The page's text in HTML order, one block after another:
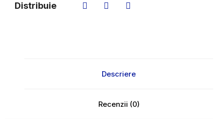
Distribuie
Descriere
Recenzii (0)